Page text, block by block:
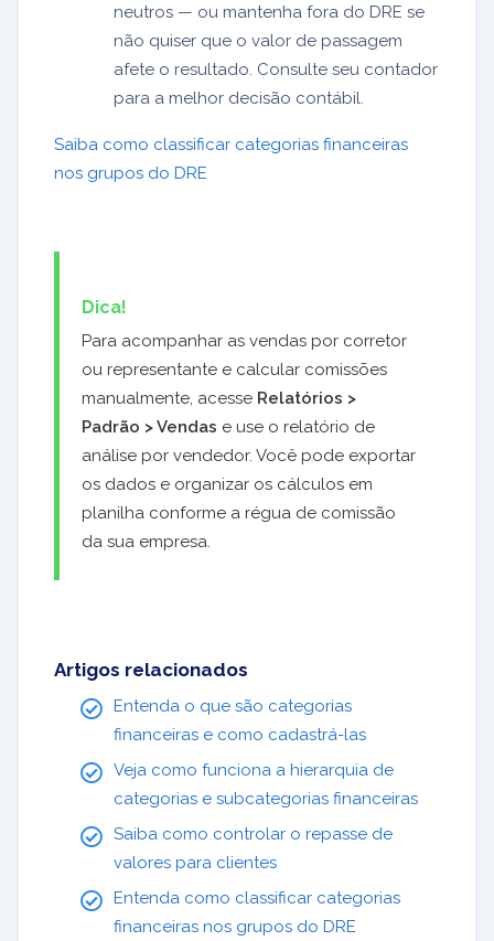
neutros — ou mantenha fora do DRE se
não quiser que o valor de passagem
afete o resultado. Consulte seu contador
para a melhor decisão contábil.
Saiba como classificar categorias financeiras
nos grupos do DRE
Dica!
Para acompanhar as vendas por corretor
ou representante e calcular comissões
manualmente, acesse Relatórios >
Padrão > Vendas e use o relatório de
análise por vendedor. Você pode exportar
os dados e organizar os cálculos em
planilha conforme a régua de comissão
da sua empresa.
Artigos relacionados
Entenda o que são categorias
financeiras e como cadastrá-las
Veja como funciona a hierarquia de
categorias e subcategorias financeiras
Saiba como controlar o repasse de
valores para clientes
Entenda como classificar categorias
financeiras nos grupos do DRE